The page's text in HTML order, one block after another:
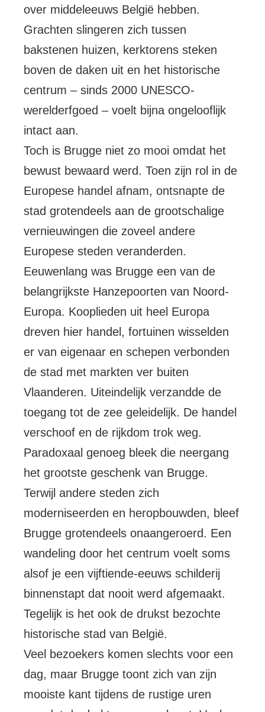
over middeleeuws België hebben.
Grachten slingeren zich tussen
bakstenen huizen, kerktorens steken
boven de daken uit en het historische
centrum – sinds 2000 UNESCO-
werelderfgoed – voelt bijna ongelooflijk
intact aan.
Toch is Brugge niet zo mooi omdat het
bewust bewaard werd. Toen zijn rol in de
Europese handel afnam, ontsnapte de
stad grotendeels aan de grootschalige
vernieuwingen die zoveel andere
Europese steden veranderden.
Eeuwenlang was Brugge een van de
belangrijkste Hanzepoorten van Noord-
Europa. Kooplieden uit heel Europa
dreven hier handel, fortuinen wisselden
er van eigenaar en schepen verbonden
de stad met markten ver buiten
Vlaanderen. Uiteindelijk verzandde de
toegang tot de zee geleidelijk. De handel
verschoof en de rijkdom trok weg.
Paradoxaal genoeg bleek die neergang
het grootste geschenk van Brugge.
Terwijl andere steden zich
moderniseerden en heropbouwden, bleef
Brugge grotendeels onaangeroerd. Een
wandeling door het centrum voelt soms
alsof je een vijftiende-eeuws schilderij
binnenstapt dat nooit werd afgemaakt.
Tegelijk is het ook de drukst bezochte
historische stad van België.
Veel bezoekers komen slechts voor een
dag, maar Brugge toont zich van zijn
mooiste kant tijdens de rustige uren